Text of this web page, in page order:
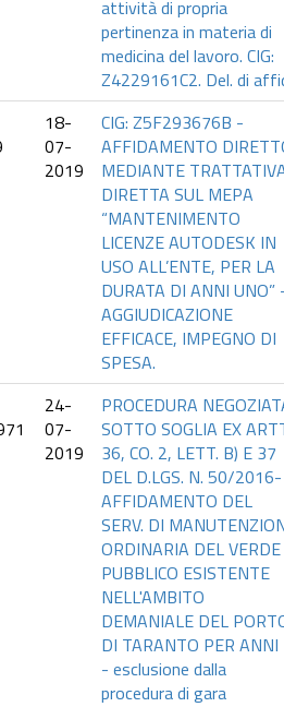
attività di propria
pertinenza in materia di
medicina del lavoro. CIG:
Z4229161C2. Del. di
18-
07-
2019
CIG: Z5F293676B -
AFFIDAMENTO
MEDIANTE
DIRETTA SUL MEPA
“MANTENIMENTO
LICENZE AUTODESK IN
USO ALL’ENTE, PER LA
DURATA DI ANNI UNO”
AGGIUDICAZIONE
EFFICACE, IMPEGNO DI
SPESA.
24-
07-
2019
PROCEDURA
SOTTO SOGLIA EX
36, CO. 2, LETT. B) E 37
DEL D.LGS. N. 50/2016-
AFFIDAMENTO DEL
SERV. DI
ORDINARIA DEL VERDE
PUBBLICO ESISTENTE
NELL'AMBITO
DEMANIALE DEL
DI TARANTO PER ANNI
- esclusione dalla
procedura di gara